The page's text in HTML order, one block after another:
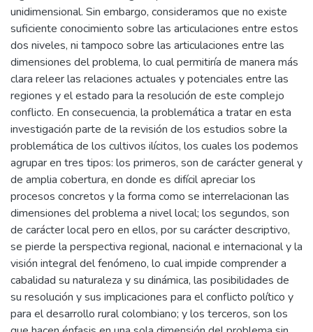
unidimensional. Sin embargo, consideramos que no existe
suficiente conocimiento sobre las articulaciones entre estos
dos niveles, ni tampoco sobre las articulaciones entre las
dimensiones del problema, lo cual permitiría de manera más
clara releer las relaciones actuales y potenciales entre las
regiones y el estado para la resolución de este complejo
conflicto. En consecuencia, la problemática a tratar en esta
investigación parte de la revisión de los estudios sobre la
problemática de los cultivos ilícitos, los cuales los podemos
agrupar en tres tipos: los primeros, son de carácter general y
de amplia cobertura, en donde es difícil apreciar los
procesos concretos y la forma como se interrelacionan las
dimensiones del problema a nivel local; los segundos, son
de carácter local pero en ellos, por su carácter descriptivo,
se pierde la perspectiva regional, nacional e internacional y la
visión integral del fenómeno, lo cual impide comprender a
cabalidad su naturaleza y su dinámica, las posibilidades de
su resolución y sus implicaciones para el conflicto político y
para el desarrollo rural colombiano; y los terceros, son los